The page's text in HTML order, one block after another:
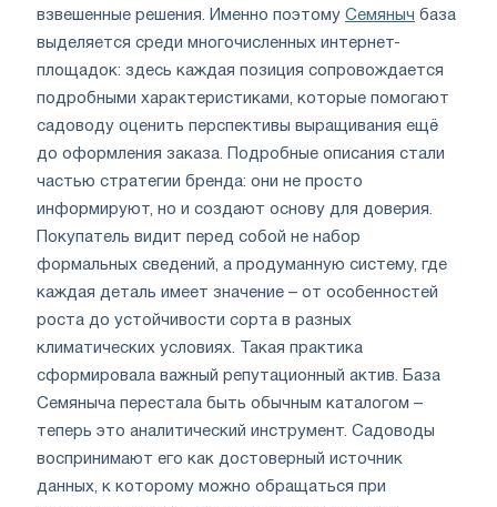
взвешенные решения. Именно поэтому Семяныч база
выделяется среди многочисленных интернет-
площадок: здесь каждая позиция сопровождается
подробными характеристиками, которые помогают
садоводу оценить перспективы выращивания ещё
до оформления заказа. Подробные описания стали
частью стратегии бренда: они не просто
информируют, но и создают основу для доверия.
Покупатель видит перед собой не набор
формальных сведений, а продуманную систему, где
каждая деталь имеет значение – от особенностей
роста до устойчивости сорта в разных
климатических условиях. Такая практика
сформировала важный репутационный актив. База
Семяныча перестала быть обычным каталогом –
теперь это аналитический инструмент. Садоводы
воспринимают его как достоверный источник
данных, к которому можно обращаться при